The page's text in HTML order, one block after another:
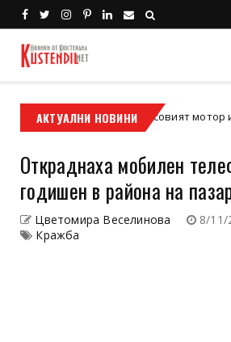
АКТУАЛНИ НОВИНИ
свободата – кросовият мотор или ATV?
Откраднаха мобилен
годишен в района на
Цветомира Веселинова
8/11/
Кражба